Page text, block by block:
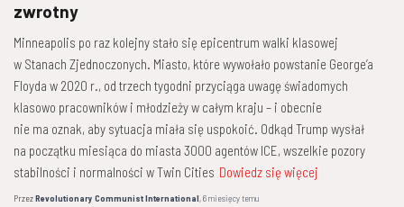
zwrotny
Minneapolis po raz kolejny stało się epicentrum walki klasowej
w Stanach Zjednoczonych. Miasto, które wywołało powstanie George’a
Floyda w 2020 r., od trzech tygodni przyciąga uwagę świadomych
klasowo pracowników i młodzieży w całym kraju – i obecnie
nie ma oznak, aby sytuacja miała się uspokoić. Odkąd Trump wysłał
na początku miesiąca do miasta 3000 agentów ICE, wszelkie pozory
stabilności i normalności w Twin Cities Dowiedz się więcej
PrzezRevolutionary Communist International,6 miesięcytemu